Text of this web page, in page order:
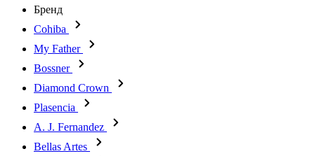
Бренд
Cohiba
My Father
Bossner
Diamond Crown
Plasencia
A. J. Fernandez
Bellas Artes